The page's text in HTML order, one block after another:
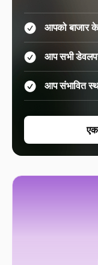
आपको बाजार के
आप सभी
आप संभावित